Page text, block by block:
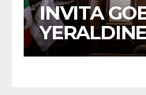
INVITA
JORNADA